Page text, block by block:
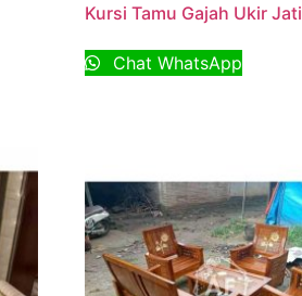
Kursi Tamu Gajah Ukir Jati
Chat WhatsApp